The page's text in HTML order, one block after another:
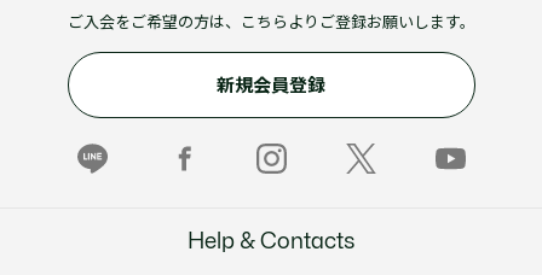
ご入会をご希望の方は、こちらよりご登録お願いします。
新規会員登録
Help & Contacts